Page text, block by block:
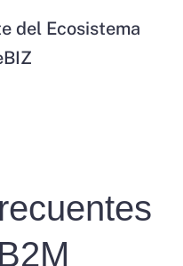
del Ecosistema